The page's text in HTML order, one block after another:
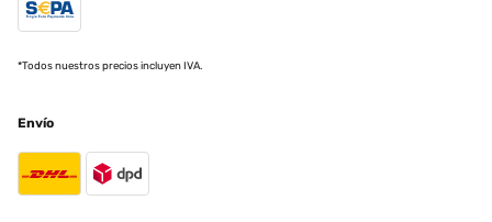
*Todos nuestros precios incluyen IVA.
Envío